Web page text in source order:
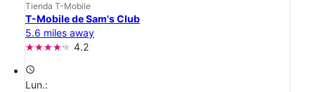
Tienda T-Mobile
T-Mobile de Sam's Club
5.6 miles away
4.2
access_time
Lun.: